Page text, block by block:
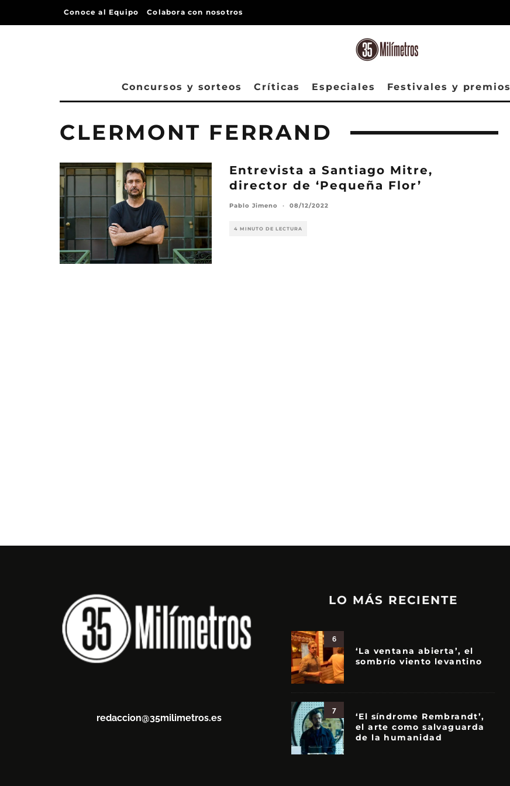
Conoce al Equipo Colabora con nosotros
Concursos y sorteos Críticas Especiales Festivales y premios
CLERMONT FERRAND
Entrevista a Santiago Mitre,
director de ‘Pequeña Flor’
Pablo Jimeno · 08/12/2022
4 MINUTO DE LECTURA
redaccion@35milimetros.es
LO MÁS RECIENTE
6
‘La ventana abierta’, el
sombrío viento levantino
7
‘El síndrome Rembrandt’,
el arte como salvaguarda
de la humanidad